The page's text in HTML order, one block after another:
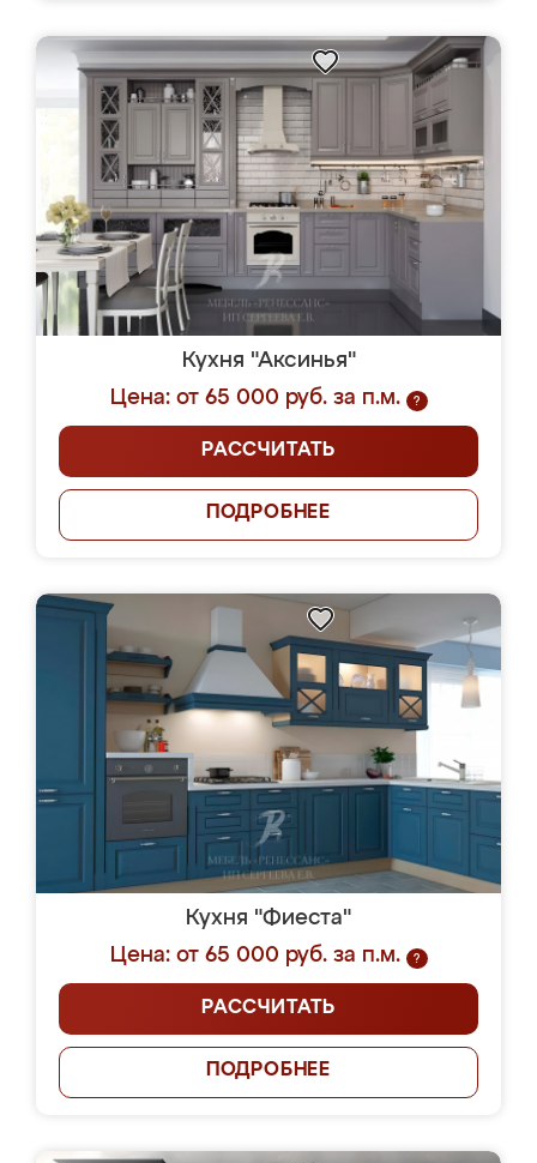
Кухня "Аксинья"
Цена: от 65 000 руб. за п.м.
?
РАССЧИТАТЬ
ПОДРОБНЕЕ
Кухня "Фиеста"
Цена: от 65 000 руб. за п.м.
?
РАССЧИТАТЬ
ПОДРОБНЕЕ